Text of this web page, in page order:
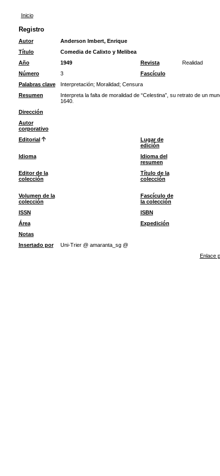
Inicio
Registro
Autor
Anderson Imbert, Enrique
Título
Comedia de Calixto y Melibea
Año
1949 Revista
Realidad
Número
3
Fascículo
Palabras clave
Interpretación; Moralidad; Censura
Resumen
Interpreta la falta de moralidad de “Celestina”, su retrato de un
1640.
Dirección
Autor
corporativo
Editorial
Lugar de
edición
Idioma
Idioma del
resumen
Editor de la
colección
Título de la
colección
Volumen de la
colección
Fascículo de
la colección
ISSN
ISBN
Área
Expedición
Notas
Insertado por
Uni-Trier @ amaranta_sg @
Enlace